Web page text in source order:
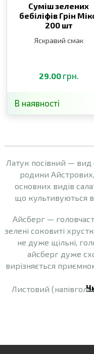
Суміш зелених
бебіліфів Грін
200 шт
Яскравий смак
29.00 грн.
В наявності
Латук посівний — вид
родини
основних видів
що культивуються в
Айсберг —
зелені соковиті
не дуже щільні,
айсберг дуже
вирізняється
Листовий
смак, ніж у Лолло